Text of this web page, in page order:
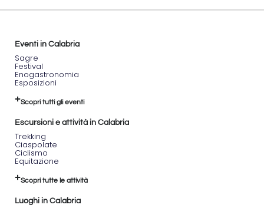
Eventi in Calabria
Sagre
Festival
Enogastronomia
Esposizioni
Scopri tutti gli eventi
Escursioni e attività in Calabria
Trekking
Ciaspolate
Ciclismo
Equitazione
Scopri tutte le attività
Luoghi in Calabria